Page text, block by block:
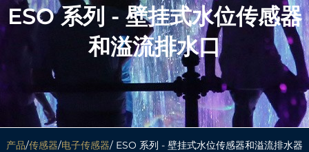
ESO 系列 - 壁挂式水位传感器
和溢流排水口
产品/传感器/电子传感器/ ESO 系列 - 壁挂式水位传感器和溢流排水器